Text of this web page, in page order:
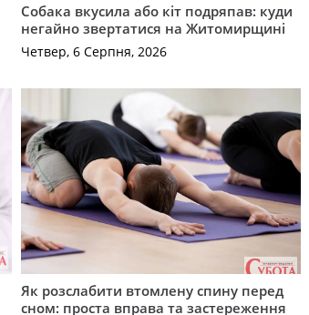
Собака вкусила або кіт подряпав: куди
негайно звертатися на Житомирщині
Четвер, 6 Серпня, 2026
Як розслабити втомлену спину перед
сном: проста вправа та застереження